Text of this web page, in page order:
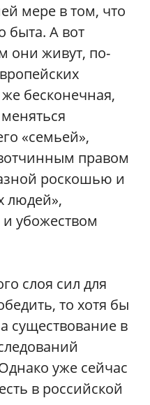
мере в том, что
быта. А вот
они живут, по-
бесконечная,
«семьей»,
правом
роскошью и
людей»,
убожеством
слоя сил для
то хотя бы
существование в
уже сейчас
в российской